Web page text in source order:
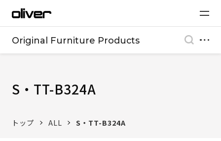
Original Furniture Products
S・TT-B324A
トップ ALL S・TT-B324A